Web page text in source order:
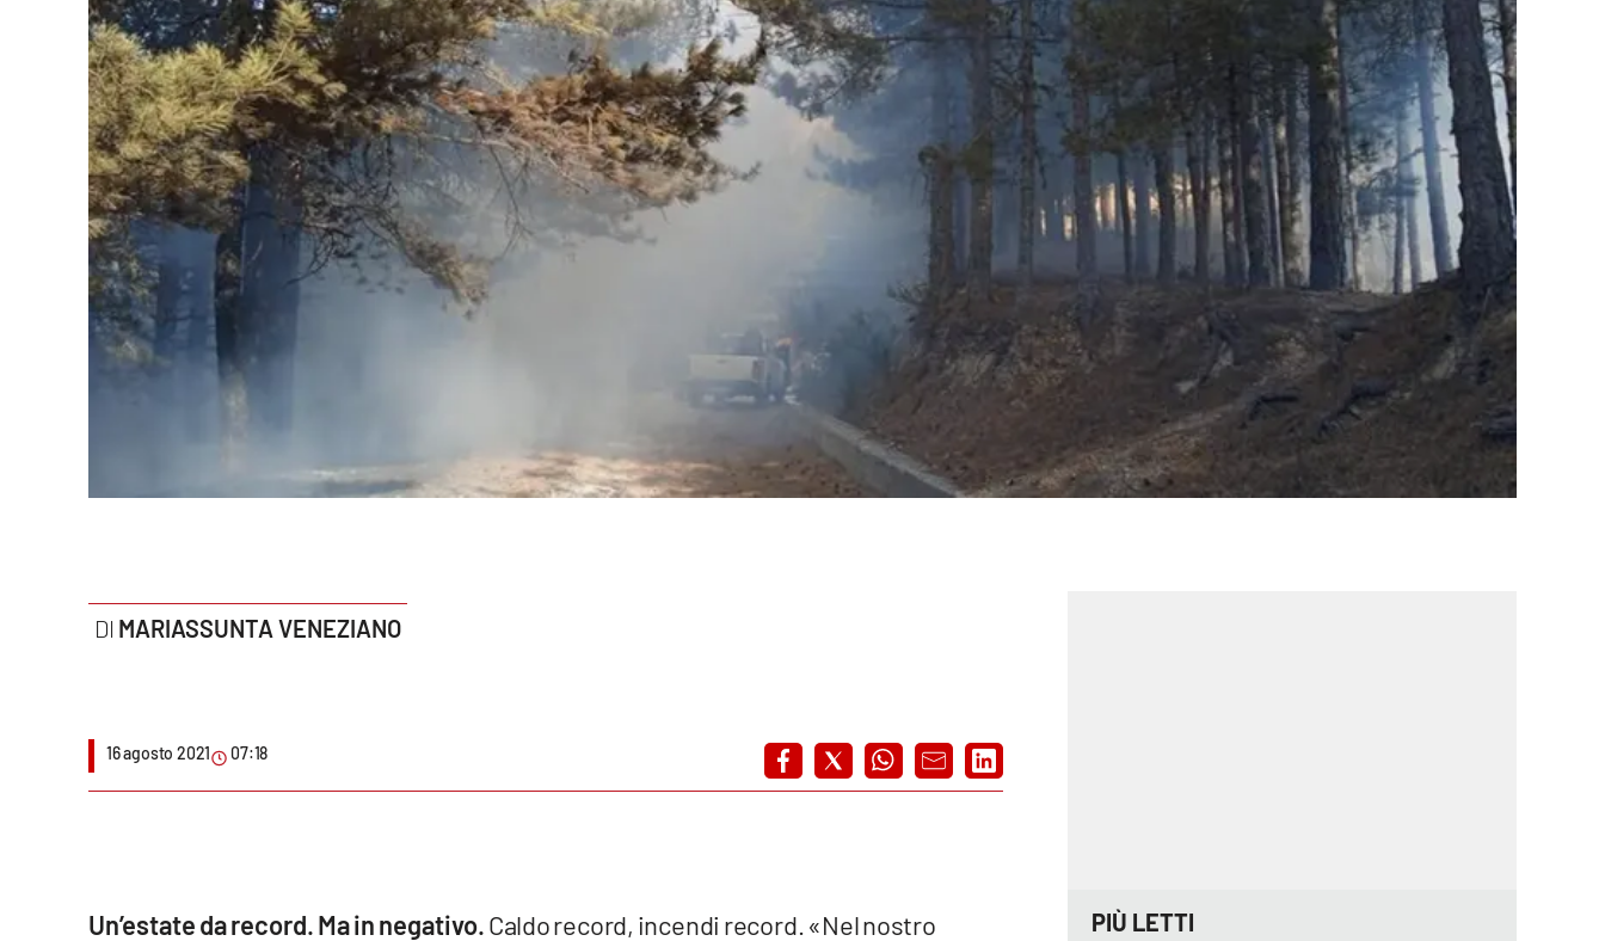
Economia e Lavoro
Parchi Marini Calabria
Imprese Di Calabria
MARIASSUNTA VENEZIANO
16 agosto 2021 07:18
Un’estate da record. Ma in negativo.Caldo record, incendi record. «Nel nostro
PIÙ LETTI